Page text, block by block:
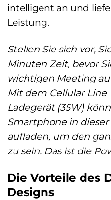
intelligent an und
Leistung.
Stellen Sie sich vor,
Minuten Zeit, bevor
wichtigen Meeting
Mit dem Cellular Line
Ladegerät (35W)
Smartphone in
aufladen, um den
zu sein. Das ist die
Die Vorteile des
Designs